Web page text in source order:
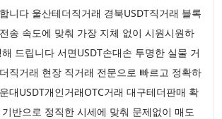
니다 울산테더직거래 경북USDT직거래 블록
송 속도에 맞춰 가장 지체 없이 시원시원하
드립니다 서면USDT손대손 투명한 실물 거
직거래 현장 직거래 전문으로 빠르고 정확하
대USDT개인거래OTC거래 대구테더판매 확
반으로 정직한 시세에 맞춰 문제없이 매도